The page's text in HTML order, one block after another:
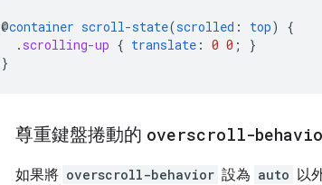
@container scroll-state(scrolled : top)
{
. scrolling-up { translate : 0 0 ;
}
}
尊重鍵盤捲動的 overscroll-
如果將 overscroll-behavior 設為 auto 以